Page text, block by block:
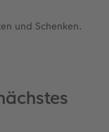
und Schenken.